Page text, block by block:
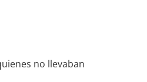
no llevaban